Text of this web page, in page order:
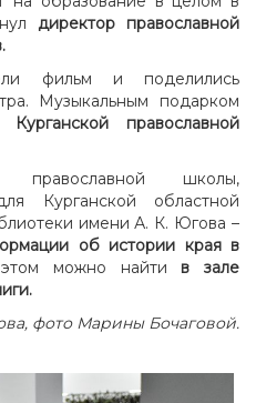
директор православной
фильм и поделились
Музыкальным подарком
православной
православной школы,
Курганской областной
имени А. К. Югова –
об истории края в
можно найти в зале
фото Марины Бочаговой.